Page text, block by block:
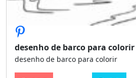
desenho de barco para colorir
desenho de barco para colorir